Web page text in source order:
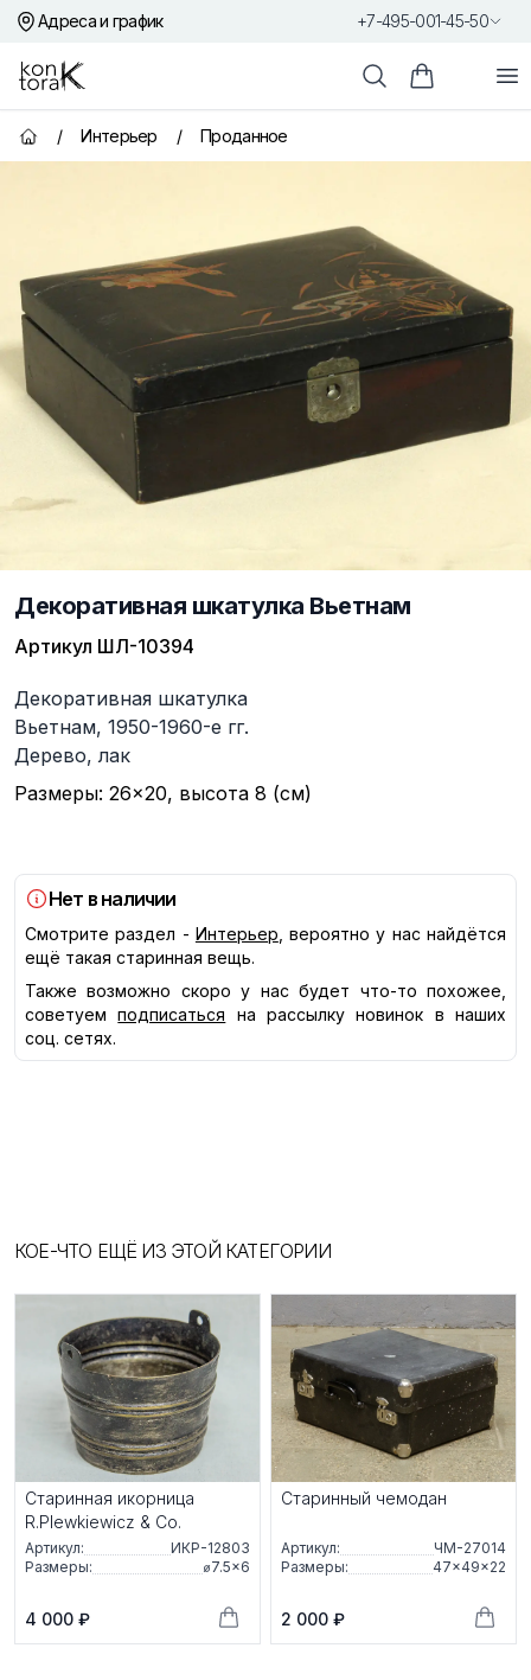
Адреса и график +7-495-001-45-50
Контора К
ПоискКорзина
Главная страница
/ Интерьер / Проданное
Декоративная шкатулка Вьетнам
Артикул ШЛ-10394
Описание
Декоративная шкатулка
Вьетнам, 1950-1960-е гг.
Дерево, лак
Размеры: 26×20, высота 8 (см)
Нет в наличии
Смотрите раздел - Интерьер , вероятно у нас найдётся
ещё такая старинная вещь.
Также возможно скоро у нас будет что-то похожее,
советуем
подписаться
на рассылку новинок в наших
соц. сетях.
КОЕ-ЧТО ЕЩЁ ИЗ ЭТОЙ КАТЕГОРИИ
Старинная икорница
R.Plewkiewicz & Co.
Артикул:
ИКР-12803
Размеры:
⌀7.5×6
4 000 ₽
Старинный чемодан
Артикул:
ЧМ-27014
Размеры:
47×49×22
2 000 ₽